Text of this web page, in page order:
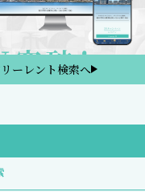
ーレント検索へ